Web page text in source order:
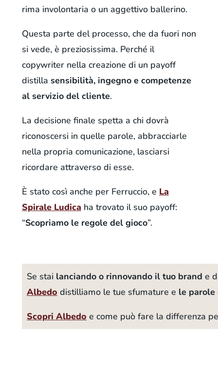
rima involontaria o un aggettivo ballerino.
Questa parte del processo, che da fuori non
si vede, è preziosissima. Perché il
copywriter nella creazione di un payoff
distilla sensibilità, ingegno e competenze
al servizio del cliente.
La decisione finale spetta a chi dovrà
riconoscersi in quelle parole, abbracciarle
nella propria comunicazione, lasciarsi
ricordare attraverso di esse.
È stato così anche per Ferruccio, e La
Spirale Ludica ha trovato il suo payoff:
“Scopriamo le regole del gioco”.
Se stai lanciando o rinnovando il tuo brand e
Albedo distilliamo le tue sfumature e le
Scopri Albedo e come può fare la differenza